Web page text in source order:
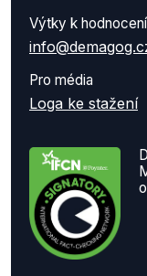
Výtky k
Pro média
Loga ke stažení